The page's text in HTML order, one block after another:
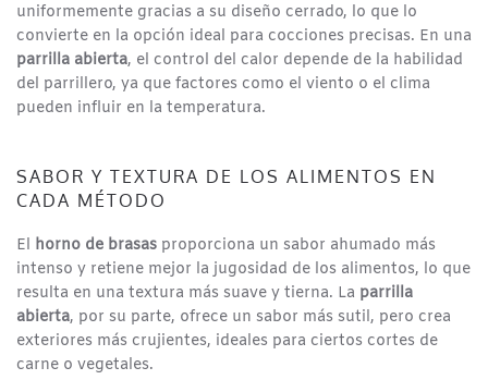
uniformemente gracias a su diseño cerrado, lo que lo
convierte en la opción ideal para cocciones precisas. En una
parrilla abierta, el control del calor depende de la habilidad
del parrillero, ya que factores como el viento o el clima
pueden influir en la temperatura.
SABOR Y TEXTURA DE LOS ALIMENTOS EN
CADA MÉTODO
El horno de brasas proporciona un sabor ahumado más
intenso y retiene mejor la jugosidad de los alimentos, lo que
resulta en una textura más suave y tierna. La parrilla
abierta, por su parte, ofrece un sabor más sutil, pero crea
exteriores más crujientes, ideales para ciertos cortes de
carne o vegetales.